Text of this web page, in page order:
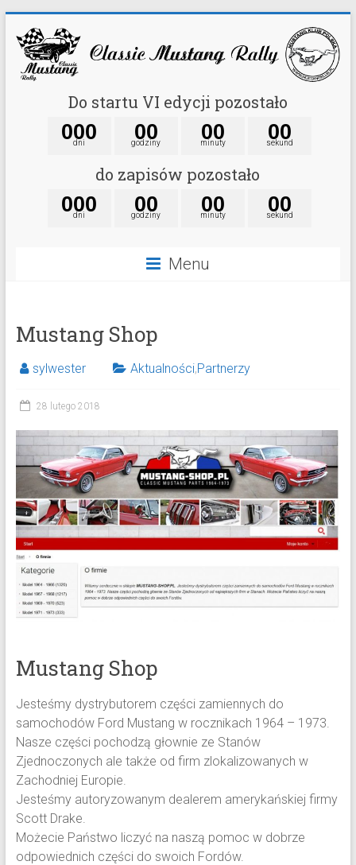
Do startu VI edycji pozostało
dni
000 godziny
00 minuty
00 sekund
00
do zapisów pozostało
dni
000 godziny
00 minuty
00 sekund
00
Menu
Mustang Shop
sylwester Aktualności,Partnerzy
28 lutego 2018
Mustang Shop
Jesteśmy dystrybutorem części zamiennych do
samochodów Ford Mustang w rocznikach 1964 – 1973.
Nasze części pochodzą głownie ze Stanów
Zjednoczonych ale także od firm zlokalizowanych w
Zachodniej Europie.
Jesteśmy autoryzowanym dealerem amerykańskiej firmy
Scott Drake.
Możecie Państwo liczyć na naszą pomoc w dobrze
odpowiednich części do swoich Fordów.